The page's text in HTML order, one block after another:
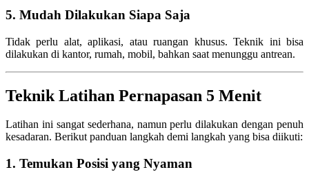
5. Mudah Dilakukan Siapa Saja
Tidak perlu alat, aplikasi, atau ruangan khusus. Teknik ini bisa
dilakukan di kantor, rumah, mobil, bahkan saat menunggu antrean.
Teknik Latihan Pernapasan 5 Menit
Latihan ini sangat sederhana, namun perlu dilakukan dengan penuh
kesadaran. Berikut panduan langkah demi langkah yang bisa diikuti:
1. Temukan Posisi yang Nyaman